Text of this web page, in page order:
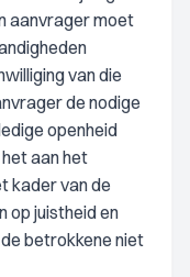
aanvrager moet
van die
de nodige
openheid
aan het
kader van de
op juistheid en
betrokkene niet